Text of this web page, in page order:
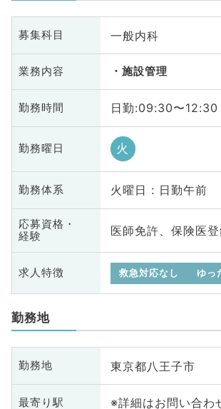
募集科目 一般内科
業務内容 施設管理
勤務時間 日勤:09:30〜12:30
勤務曜日 火
勤務体系 火曜日 : 日勤午前
応募資格・
経験
医師免許、保険医
求人特徴 救急対応なし ゆっ
勤務地
勤務地 東京都八王子市
最寄り駅 ※詳細はお問い合わ